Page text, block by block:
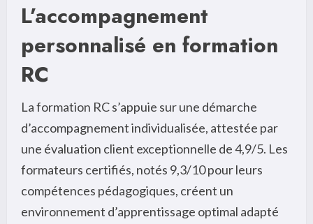
L’accompagnement
personnalisé en formation
RC
La formation RC s’appuie sur une démarche
d’accompagnement individualisée, attestée par
une évaluation client exceptionnelle de 4,9/5. Les
formateurs certifiés, notés 9,3/10 pour leurs
compétences pédagogiques, créent un
environnement d’apprentissage optimal adapté